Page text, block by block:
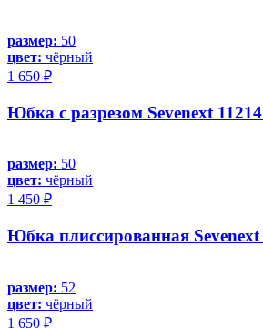
размер: 50
цвет: чёрный
1 650 ₽
Юбка с разрезом Sevenext
размер: 50
цвет: чёрный
1 450 ₽
Юбка плиссированная Sevenext
размер: 52
цвет: чёрный
1 650 ₽